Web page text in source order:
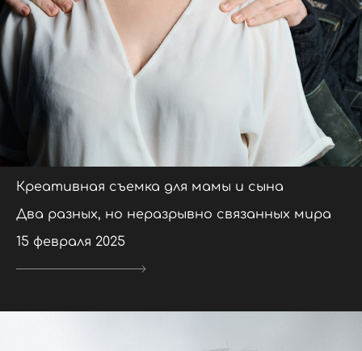
Креативная съемка для мамы и сына
Два разных, но неразрывно связанных мира
15 февраля 2025